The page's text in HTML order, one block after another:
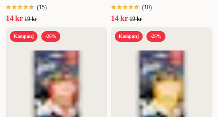
(15)
14 kr 19 kr
(10)
14 kr 19 kr
Kampanj -26% Kampanj -26%